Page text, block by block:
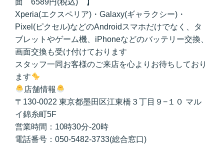
Xperia(エクスペリア)・Galaxy(ギャラクシー)・
Pixel(ピクセル)などのAndroidスマホだけでなく、タ
ブレットやゲーム機、iPhoneなどのバッテリー交換、
画面交換も受け付けております
スタッフ一同お客様のご来店を心よりお待ちしており
ます
店舗情報
〒130-0022 東京都墨田区江東橋３丁目９−１０ マル
イ錦糸町5F
営業時間：10時30分-20時
電話番号：050-5482-3733(総合窓口)